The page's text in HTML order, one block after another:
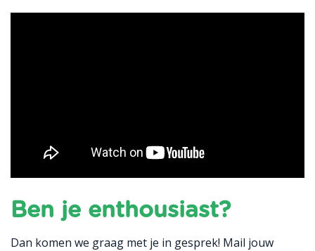
Ben je enthousiast?
Dan komen we graag met je in gesprek! Mail jouw